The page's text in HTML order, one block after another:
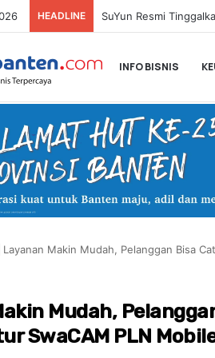
HEADLINE Paula Verhoeven
INFO BISNIS
Layanan Makin Mudah, Pelanggan Bisa
Mudah,
SwaCAM PLN